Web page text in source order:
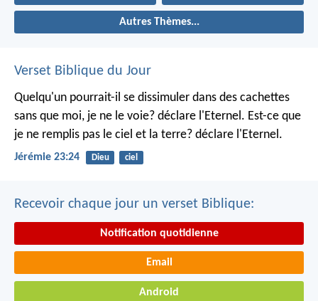
Autres Thèmes...
Verset Biblique du Jour
Quelqu'un pourrait-il se dissimuler dans des cachettes
sans que moi, je ne le voie? déclare l'Eternel. Est-ce que
je ne remplis pas le ciel et la terre? déclare l'Eternel.
Jérémie 23:24 Dieu ciel
Recevoir chaque jour un verset Biblique:
Notification quotidienne
Email
Android